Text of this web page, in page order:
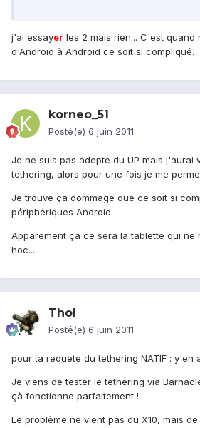
j'ai essayer les 2 mais rien... C'est quand
d'Android à Android ce soit si compliqué.
korneo_51
Posté(e) 6 juin 2011
Je ne suis pas adepte du UP mais j'aurai
tethering, alors pour une fois je me
Je trouve ça dommage que ce soit si
périphériques Android.
Apparement ça ce sera la tablette qui ne
hoc...
Thol
Posté(e) 6 juin 2011
pour ta requete du tethering NATIF : y'en
Je viens de tester le tethering via
çà fonctionne parfaitement !
Le problème ne vient pas du X10, mais